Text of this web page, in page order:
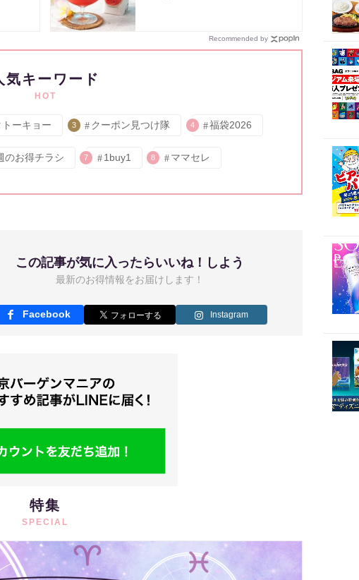
Recommended by
気キーワード
HOT
トーキョー 3 クーポン見つけ隊 4 福袋2026
のお得チラシ 7 1buy1 8 ママセレ
この記事が気に入ったらいいね！しよう
最新のお得情報をお届けします！
Facebook Instagram
特集
SPECIAL